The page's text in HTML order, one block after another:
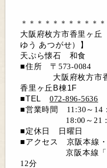
＊＊＊＊＊＊＊＊＊＊
大阪府枚方市香里ヶ
ゆう あつがせ）】
天ぷら懐石 和食
■住所 〒 573-0084
大阪府枚方市香
香里ヶ丘 B棟1F
■TEL
072-896-5636
■営業時間 11:30～14
18:00～21：
■定休日 日曜日
■アクセス 京阪本線
京阪本線「香里
12分